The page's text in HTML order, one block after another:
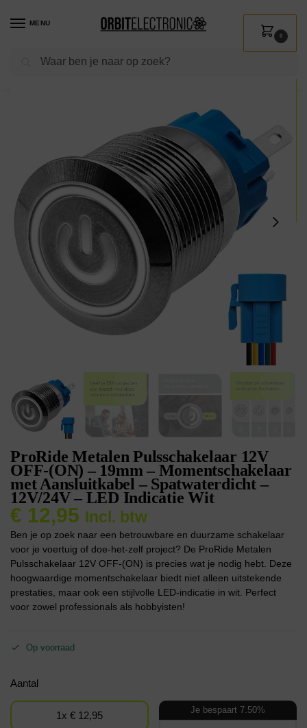
MENU
Zoeken
0
Shop / Installatie Schakelmateriaal
ProRide Metalen Pulsschakelaar 12V
OFF-(ON) – 19mm – Momentschakelaar
met Aansluitkabel – Spatwaterdicht –
12V/24V – LED Indicatie Wit
€ 12,95 Incl. btw
Ben je op zoek naar een betrouwbare en duurzame schakelaar
voor je voertuig of doe-het-zelf project? De ProRide Metalen
Pulsschakelaar 12V OFF-(ON) is precies wat je nodig hebt. Deze
hoogwaardige momentschakelaar biedt niet alleen uitstekende
prestaties, maar ook een stijlvolle LED-indicatie in wit. Perfect
voor zowel professionals als hobbyisten!
Op voorraad
Aantal
1x € 12,95 Je bespaart 7.50%